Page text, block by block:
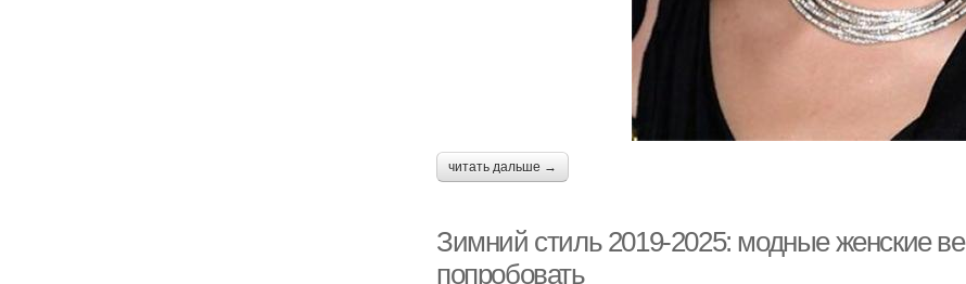
читать дальше →
Зимний стиль 2019-2025: модные женские
попробовать